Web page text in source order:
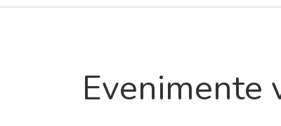
Evenimente